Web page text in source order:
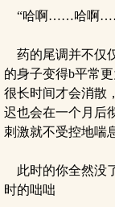
“哈啊……哈啊
药的尾调并不仅
的身子变得b平常
很长时间才会消散
迟也会在一个月后
刺激就不受控地喘
此时的你全然没
时的咄咄